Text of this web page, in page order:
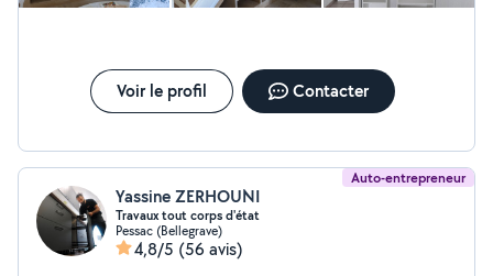
Voir le profil Contacter
Auto-entrepreneur
Yassine ZERHOUNI
Travaux tout corps d'état
Pessac (Bellegrave)
4,8/5 (56 avis)